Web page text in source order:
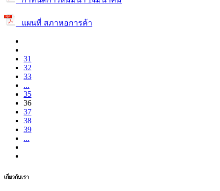
แผนที่ สภาหอการค้า
31
32
33
...
35
36
37
38
39
...
เกี่ยวกับเรา